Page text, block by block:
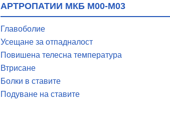
АРТРОПАТИИ МКБ M00-M03
Главоболие
Усещане за отпадналост
Повишена телесна температура
Втрисане
Болки в ставите
Подуване на ставите